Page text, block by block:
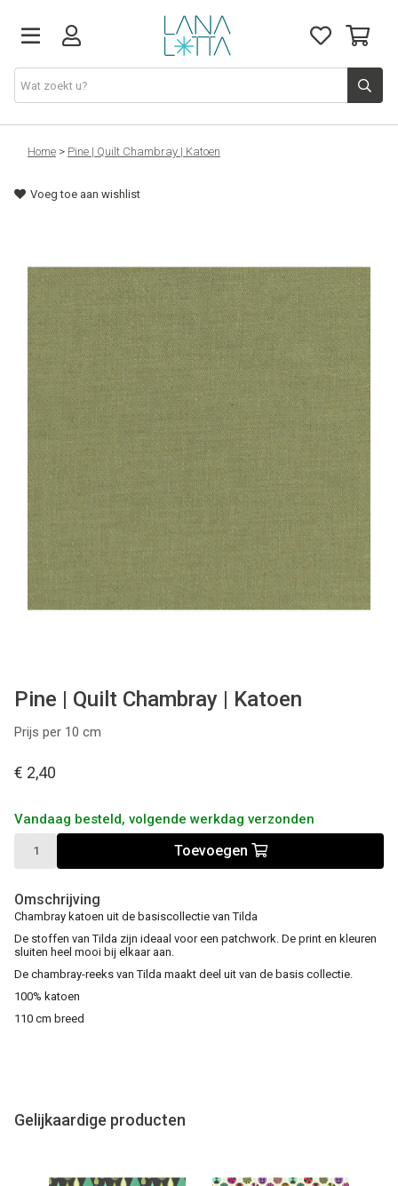
Stoffen
Fournituren
Patronen
Naaimachines
Workshops
Tips & tricks
Cadeaubon
Solden
Contact
Home > Pine | Quilt Chambray | Katoen
Voeg toe aan wishlist
Pine | Quilt Chambray | Katoen
Prijs per 10 cm
€ 2,40
Vandaag besteld, volgende werkdag verzonden
Toevoegen
Omschrijving
Chambray katoen uit de basiscollectie van Tilda
De stoffen van Tilda zijn ideaal voor een patchwork. De print en kleuren
sluiten heel mooi bij elkaar aan.
De chambray-reeks van Tilda maakt deel uit van de basis collectie.
100% katoen
110 cm breed
Gelijkaardige producten